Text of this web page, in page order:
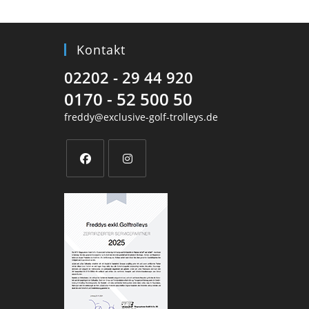
Kontakt
02202 - 29 44 920
0170 - 52 500 50
freddy@exclusive-golf-trolleys.de
in
in
new
tab